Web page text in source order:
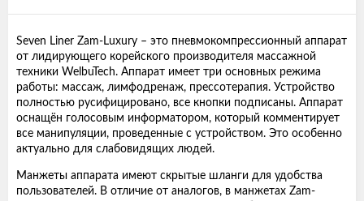
Seven Liner Zam-Luxury – это пневмокомпрессионный аппарат
от лидирующего корейского производителя массажной
техники WelbuTech. Аппарат имеет три основных режима
работы: массаж, лимфодренаж, прессотерапия. Устройство
полностью русифицировано, все кнопки подписаны. Аппарат
оснащён голосовым информатором, который комментирует
все манипуляции, проведенные с устройством. Это особенно
актуально для слабовидящих людей.
Манжеты аппарата имеют скрытые шланги для удобства
пользователей. В отличие от аналогов, в манжетах Zam-